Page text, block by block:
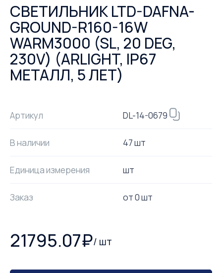
СВЕТИЛЬНИК LTD-DAFNA-
GROUND-R160-16W
WARM3000 (SL, 20 DEG,
230V) (ARLIGHT, IP67
МЕТАЛЛ, 5 ЛЕТ)
Артикул DL-14-0679
В наличии 47 шт
Единица измерения шт
Заказ от0шт
21795.07₽/ шт